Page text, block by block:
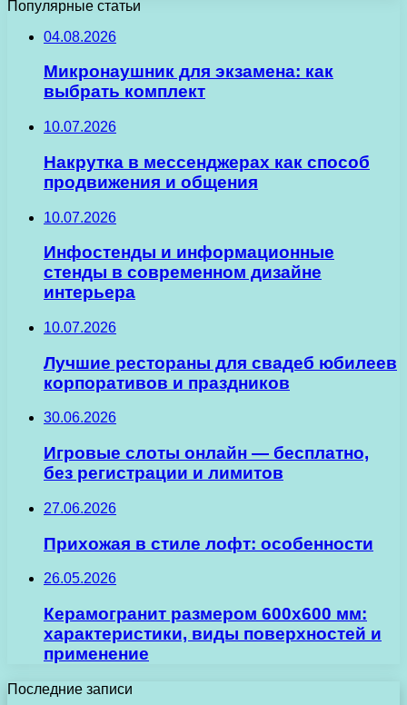
Популярные статьи
04.08.2026
Микронаушник для экзамена: как
выбрать комплект
10.07.2026
Накрутка в мессенджерах как способ
продвижения и общения
10.07.2026
Инфостенды и информационные
стенды в современном дизайне
интерьера
10.07.2026
Лучшие рестораны для свадеб юбилеев
корпоративов и праздников
30.06.2026
Игровые слоты онлайн — бесплатно,
без регистрации и лимитов
27.06.2026
Прихожая в стиле лофт: особенности
26.05.2026
Керамогранит размером 600х600 мм:
характеристики, виды поверхностей и
применение
Последние записи